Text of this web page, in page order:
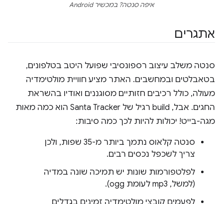
איפה סנטה? במכשיר Android
אתגרים
סנטה משלב עיצוב רספונסיבי שפועל היטב בטלפונים,
בטאבלטים ובמחשבים. האתר מציע חוויית מולטימדיה
מעולה, כולל רכיבים חזותיים מסוגננים ואודיו בהשראת
החגים. אבל, build רגיל של Santa Tracker הוא כמה מאות
מגה-בייט! יכולות להיות לכך כמה סיבות:
סנטה קלאוס נתמך ביותר מ-35 שפות, ולכן
צריך לשכפל נכסים רבים.
לפלטפורמות שונות יש תמיכה שונה במדיה
(למשל, mp3 לעומת ogg).
לפעמים קובצי מולטימדיה זמינים בגדלים